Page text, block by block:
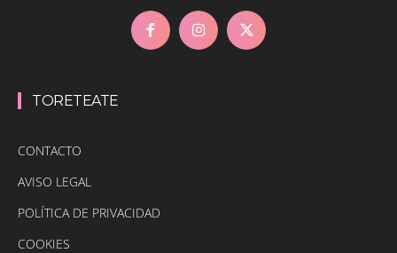
TORETEATE
CONTACTO
AVISO LEGAL
POLÍTICA DE PRIVACIDAD
COOKIES